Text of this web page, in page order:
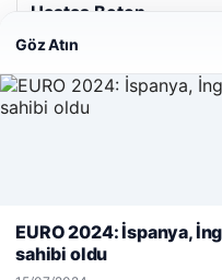
Hastaş Beton
26/05/2026
Web sitemizi nasıl
kullanıyoruz.Çerez
Göz Atın
EURO 2024: İspanya,
sahibi olduYeminli Tercüme